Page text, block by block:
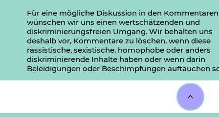
Für eine mögliche Diskussion in den Kommentaren
wünschen wir uns einen wertschätzenden und
diskriminierungsfreien Umgang. Wir behalten uns
deshalb vor, Kommentare zu löschen, wenn diese
rassistische, sexistische, homophobe oder anders
diskriminierende Inhalte haben oder wenn darin
Beleidigungen oder Beschimpfungen auftauchen
<